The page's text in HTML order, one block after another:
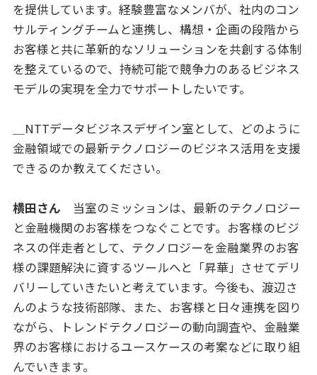
を提供しています。経験豊富なメンバが、社内のコン
サルティングチームと連携し、構想・企画の段階から
お客様と共に革新的なソリューションを共創する体制
を整えているので、持続可能で競争力のあるビジネス
モデルの実現を全力でサポートしたいです。
＿NTTデータビジネスデザイン室として、どのように
金融領域での最新テクノロジーのビジネス活用を支援
できるのか教えてください。
横田さん 当室のミッションは、最新のテクノロジー
と金融機関のお客様をつなぐことです。お客様のビジ
ネスの伴走者として、テクノロジーを金融業界のお客
様の課題解決に資するツールへと「昇華」させてデリ
バリーしていきたいと考えています。今後も、渡辺さ
んのような技術部隊、また、お客様と日々連携を図り
ながら、トレンドテクノロジーの動向調査や、金融業
界のお客様におけるユースケースの考案などに取り組
んでいきます。